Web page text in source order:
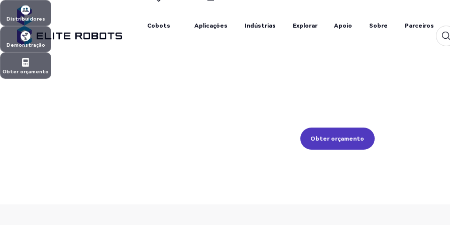
Cobots
Aplicações
Indústrias
Explorar
Apoio
Sobre
Parceiros
Distribuidores
Distribuidores
Demonstração
Demonstração
Obter orçamento
Obter orçamento
Obter orçamento